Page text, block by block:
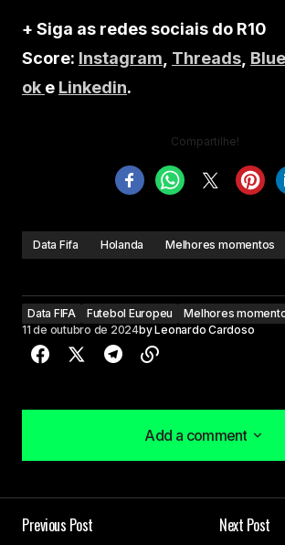
+ Siga as redes sociais do R10
Score: Instagram Threads
ok e Linkedin.
Compartilhe!
Data Fifa Holanda Melhores momentos
Data FIFA Futebol Europeu
Melhores
11 de outubro de 2024byLeonardo Cardoso
Add a comment
Add a comment
Previous Post
Next Post